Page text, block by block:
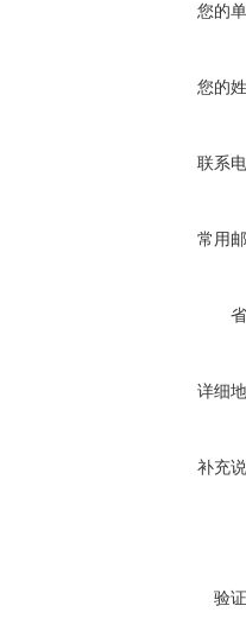
您的
您的
联系
常用
详细
补充
验